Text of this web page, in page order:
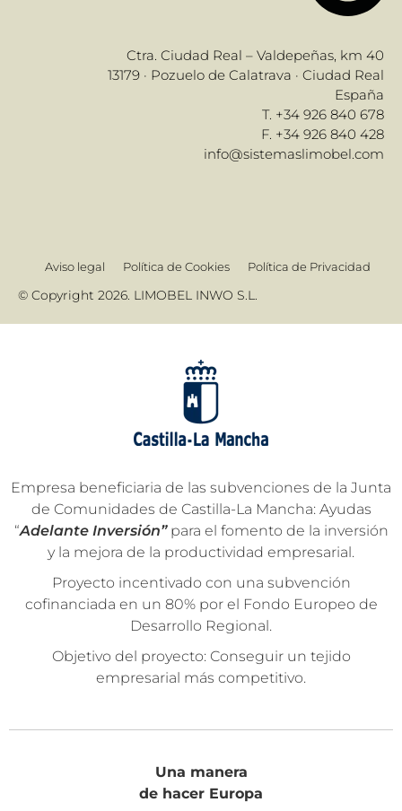
Ctra. Ciudad Real – Valdepeñas, km 40
13179 · Pozuelo de Calatrava · Ciudad Real
España
T. +34 926 840 678
F. +34 926 840 428
info@sistemaslimobel.com
Aviso legal Política de Cookies Política de Privacidad
© Copyright 2026. LIMOBEL INWO S.L.
Empresa beneficiaria de las subvenciones de la Junta
de Comunidades de Castilla-La Mancha: Ayudas
“Adelante Inversión”para el fomento de la inversión
y la mejora de la productividad empresarial.
Proyecto incentivado con una subvención
cofinanciada en un 80% por el Fondo Europeo de
Desarrollo Regional.
Objetivo del proyecto: Conseguir un tejido
empresarial más competitivo.
Una manera
de hacer Europa